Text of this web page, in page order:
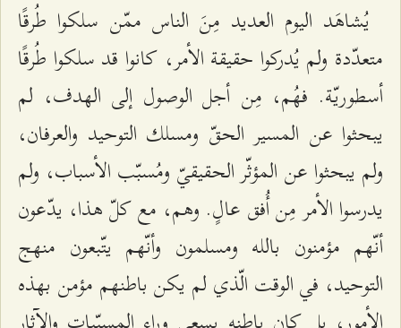
يُشاهَد اليوم العديد مِنَ الناس ممّن سلكوا طُرقًا
متعدّدة ولم يُدركوا حقيقة الأمر، كانوا قد سلكوا طُرقًا
أسطوريّة. فهُم، مِن أجل الوصول إلى الهدف، لم
يبحثوا عن المسير الحقّ ومسلك التوحيد والعرفان،
ولم يبحثوا عن المؤثّر الحقيقيّ ومُسبّب الأسباب، ولم
يدرسوا الأمر مِن أُفق عالٍ. وهم، مع كلّ هذا، يدّعون
أنّهم مؤمنون بالله ومسلمون وأنّهم يتّبعون منهج
التوحيد، في الوقت الّذي لم يكن باطنهم مؤمن بهذه